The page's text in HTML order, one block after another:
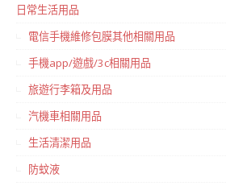
日常生活用品
電信手機維修包膜其他相關用品
手機app/遊戲/3c相關用品
旅遊行李箱及用品
汽機車相關用品
生活清潔用品
防蚊液